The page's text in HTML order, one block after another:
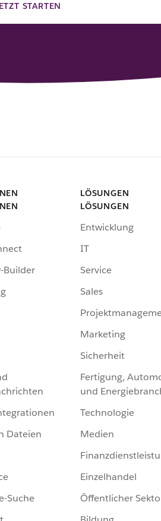
STARTEN
Builder
Dateien
Suche
LÖSUNGEN
LÖSUNGEN
Entwicklung
IT
Service
Sales
Marketing
Sicherheit
Fertigung,
und
Technologie
Medien
Einzelhandel
Öffentlicher